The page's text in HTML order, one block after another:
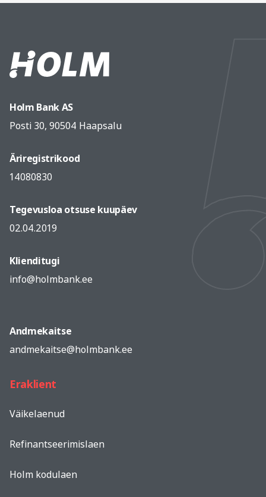
Holm Bank AS
Posti 30, 90504 Haapsalu
Äriregistrikood
14080830
Tegevusloa otsuse kuupäev
02.04.2019
Klienditugi
info@holmbank.ee
Andmekaitse
andmekaitse@holmbank.ee
Eraklient
Väikelaenud
Refinantseerimislaen
Holm kodulaen